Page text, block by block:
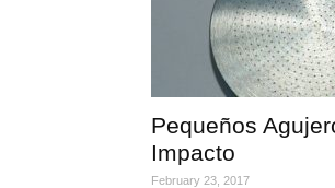
Pequeños
Impacto
February 23, 2017